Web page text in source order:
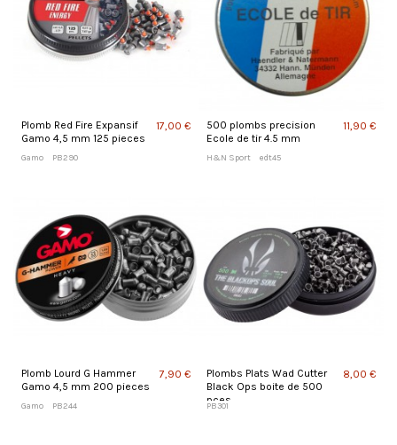
Plomb Red Fire Expansif
Gamo 4,5 mm 125 pieces
Gamo PB290
17,00 €
500 plombs precision
Ecole de tir 4.5 mm
H&N Sport edt45
11,90 €
Plomb Lourd G Hammer
Gamo 4,5 mm 200 pieces
Gamo PB244
7,90 €
Plombs Plats Wad Cutter
Black Ops boite de 500
pces
PB301
8,00 €